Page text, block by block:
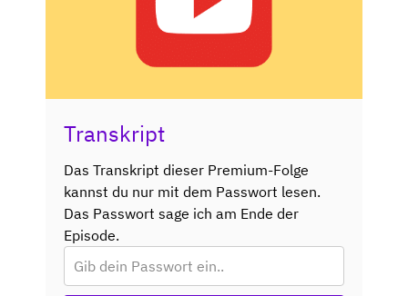
Transkript
Das Transkript dieser Premium-Folge
kannst du nur mit dem Passwort lesen.
Das Passwort sage ich am Ende der
Episode.